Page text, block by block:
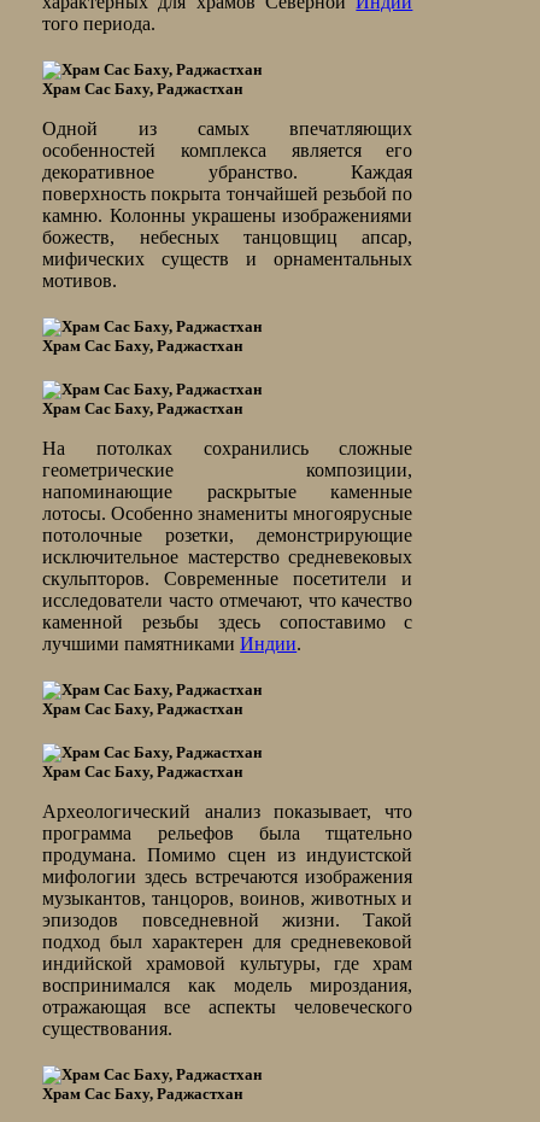
того периода.
Храм Сас Баху, Раджастхан
Одной из самых впечатляющих
особенностей комплекса является его
декоративное убранство. Каждая
поверхность покрыта тончайшей резьбой по
камню. Колонны украшены изображениями
божеств, небесных танцовщиц апсар,
мифических существ и орнаментальных
мотивов.
Храм Сас Баху, Раджастхан
Храм Сас Баху, Раджастхан
На потолках сохранились сложные
геометрические композиции,
напоминающие раскрытые каменные
лотосы. Особенно знамениты многоярусные
потолочные розетки, демонстрирующие
исключительное мастерство средневековых
скульпторов. Современные посетители и
исследователи часто отмечают, что качество
каменной резьбы здесь сопоставимо с
лучшими памятникамиИндии.
Храм Сас Баху, Раджастхан
Храм Сас Баху, Раджастхан
Археологический анализ показывает, что
программа рельефов была тщательно
продумана. Помимо сцен из индуистской
мифологии здесь встречаются изображения
музыкантов, танцоров, воинов, животных и
эпизодов повседневной жизни. Такой
подход был характерен для средневековой
индийской храмовой культуры, где храм
воспринимался как модель мироздания,
отражающая все аспекты человеческого
существования.
Храм Сас Баху, Раджастхан